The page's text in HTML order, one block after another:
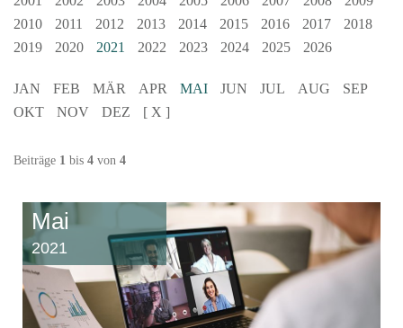
2010
2011 2012 2013 2014 2015 2016 2017
2018
2019
2020 2021 2022 2023 2024 2025 2026
JAN FEB MÄR APR MAI JUN JUL AUG
SEP
OKT
NOV DEZ [ X ]
Beiträge 1 bis 4 von 4
Mai
2021